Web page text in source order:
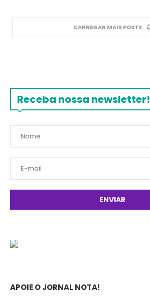
CARREGAR MAIS POSTS
Receba nossa newsletter!
APOIE O JORNAL NOTA!